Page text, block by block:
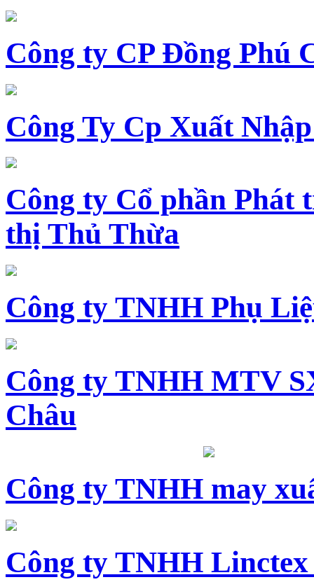
Công ty CP Đồng Phú
Công Ty Cp Xuất
Công ty Cổ phần Phát
thị Thủ Thừa
Công ty TNHH Phụ
Công ty TNHH MTV
Châu
Công ty TNHH may
Công ty TNHH Linctex